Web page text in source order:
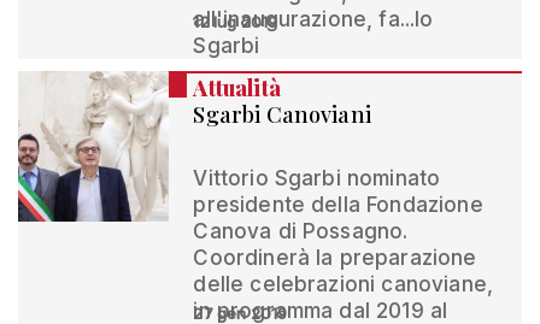
all'inaugurazione, fa...lo
Sgarbi
12 lug 2019
Attualità
Sgarbi Canoviani
Vittorio Sgarbi nominato
presidente della Fondazione
Canova di Possagno.
Coordinerà la preparazione
delle celebrazioni canoviane,
in programma dal 2019 al
27 gen 2019